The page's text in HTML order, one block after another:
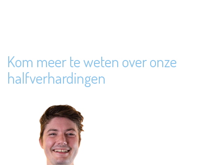
Kom meer te weten over onze
halfverhardingen